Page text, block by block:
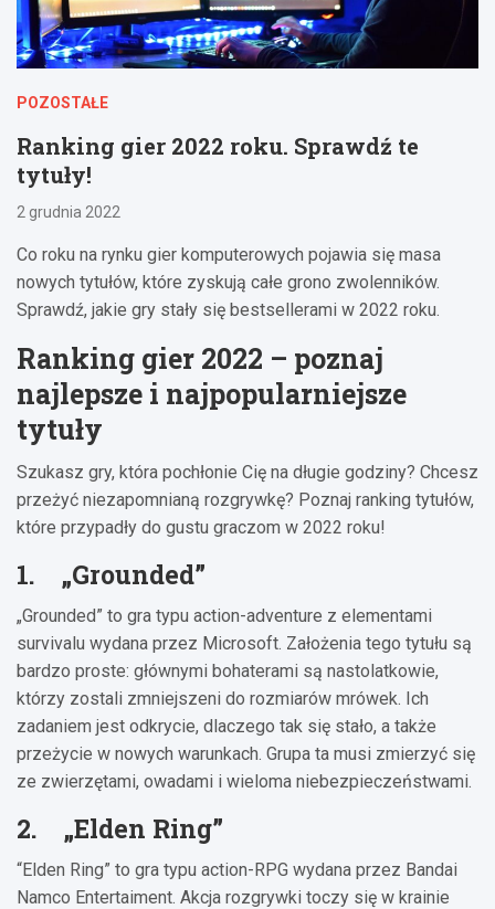
POZOSTAŁE
Ranking gier 2022 roku. Sprawdź te
tytuły!
2 grudnia 2022
Co roku na rynku gier komputerowych pojawia się masa
nowych tytułów, które zyskują całe grono zwolenników.
Sprawdź, jakie gry stały się bestsellerami w 2022 roku.
Ranking gier 2022 – poznaj
najlepsze i najpopularniejsze
tytuły
Szukasz gry, która pochłonie Cię na długie godziny? Chcesz
przeżyć niezapomnianą rozgrywkę? Poznaj ranking tytułów,
które przypadły do gustu graczom w 2022 roku!
1. „Grounded”
„Grounded” to gra typu action-adventure z elementami
survivalu wydana przez Microsoft. Założenia tego tytułu są
bardzo proste: głównymi bohaterami są nastolatkowie,
którzy zostali zmniejszeni do rozmiarów mrówek. Ich
zadaniem jest odkrycie, dlaczego tak się stało, a także
przeżycie w nowych warunkach. Grupa ta musi zmierzyć się
ze zwierzętami, owadami i wieloma niebezpieczeństwami.
2. „Elden Ring”
“Elden Ring” to gra typu action-RPG wydana przez Bandai
Namco Entertaiment. Akcja rozgrywki toczy się w krainie